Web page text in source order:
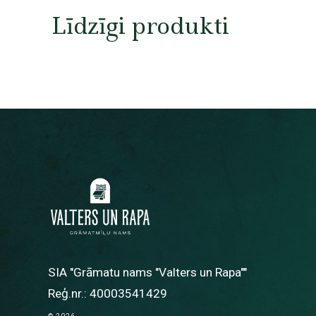
Līdzīgi produkti
SIA "Grāmatu nams "Valters un Rapa""
Reģ.nr.: 40003541429